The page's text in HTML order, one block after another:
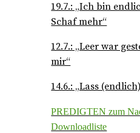
19.7.: „Ich bin
Schaf mehr“
12.7.: „Leer war
mir“
14.6.: „Lass
PREDIGTEN zum
Downloadliste